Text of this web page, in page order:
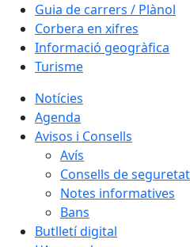
Guia de carrers / Plànol
Corbera en xifres
Informació geogràfica
Turisme
Notícies
Agenda
Avisos i Consells
Avís
Consells de seguretat
Notes informatives
Bans
Butlletí digital